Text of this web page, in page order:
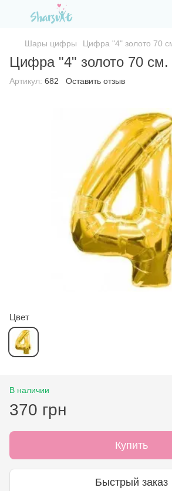
Шары цифры Цифра "4" золото 70
Цифра "4" золото 70 см.
Артикул: 682 Оставить отзыв
Цвет
В наличии
370 грн
Купить
Быстрый заказ